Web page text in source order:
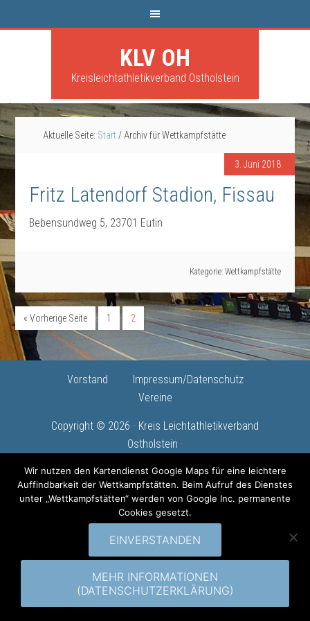
KLV OH
Kreisleichtathletikverband Ostholstein
Aktuelle Seite: Start / Archiv für Wettkampfstätte
3. Juni 2018
Fritz Latendorf Stadion, Fissau
Bebensundweg 5, 23701 Eutin
Kategorie: Wettkampfstätte
« Vorherige Seite 1 2
Vorstand
Impressum/Datenschutz
Vereine
Copyright © 2026 · Kreis Leichtathletikverband
Ostholstein ·
Wir nutzen den Kartendienst Google Maps für eine leichtere
Auffindbarkeit der Wettkampfstätten. Beim Aufruf des Dienstes
unter „Wettkampfstätten“ werden von Google Inc. permanente
Cookies gesetzt.
EINVERSTANDEN
MEHR INFORMATIONEN
(DATENSCHUTZERKLÄRUNG)